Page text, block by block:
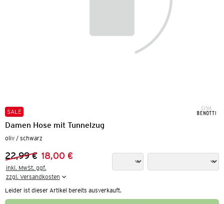
SALE
Damen Hose mit Tunnelzug
oliv / schwarz
Vorheriger Preis:
22,99 €
Neuer Preis:18,00 €
inkl. MwSt. ggf.
zzgl. Versandkosten
Leider ist dieser Artikel bereits ausverkauft.